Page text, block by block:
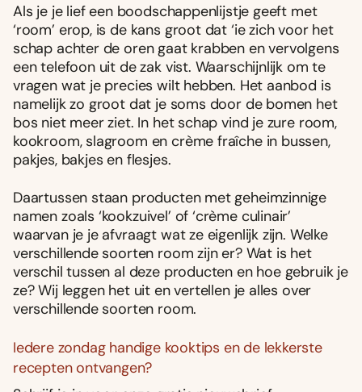
Als je je lief een boodschappenlijstje geeft met
‘room’ erop, is de kans groot dat ‘ie zich voor het
schap achter de oren gaat krabben en vervolgens
een telefoon uit de zak vist. Waarschijnlijk om te
vragen wat je precies wilt hebben. Het aanbod is
namelijk zo groot dat je soms door de bomen het
bos niet meer ziet. In het schap vind je zure room,
kookroom, slagroom en crème fraîche in bussen,
pakjes, bakjes en flesjes.
Daartussen staan producten met geheimzinnige
namen zoals ‘kookzuivel’ of ‘crème culinair’
waarvan je je afvraagt wat ze eigenlijk zijn. Welke
verschillende soorten room zijn er? Wat is het
verschil tussen al deze producten en hoe gebruik je
ze? Wij leggen het uit en vertellen je alles over
verschillende soorten room.
Iedere zondag handige kooktips en de lekkerste
recepten ontvangen?